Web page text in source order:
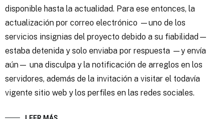
disponible hasta la actualidad. Para ese entonces, la
actualización por correo electrónico —uno de los
servicios insignias del proyecto debido a su fiabilidad—
estaba detenida y solo enviaba por respuesta —y envía
aún— una disculpa y la notificación de arreglos en los
servidores, además de la invitación a visitar el todavía
vigente sitio web y los perfiles en las redes sociales.